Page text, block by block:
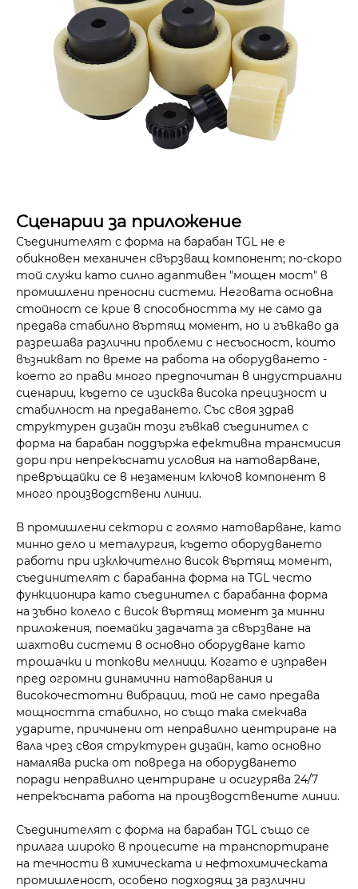
Сценарии за приложение
Съединителят с форма на барабан TGL не е
обикновен механичен свързващ компонент; по-скоро
той служи като силно адаптивен "мощен мост" в
промишлени преносни системи. Неговата основна
стойност се крие в способността му не само да
предава стабилно въртящ момент, но и гъвкаво да
разрешава различни проблеми с несъосност, които
възникват по време на работа на оборудването -
което го прави много предпочитан в индустриални
сценарии, където се изисква висока прецизност и
стабилност на предаването. Със своя здрав
структурен дизайн този гъвкав съединител с
форма на барабан поддържа ефективна трансмисия
дори при непрекъснати условия на натоварване,
превръщайки се в незаменим ключов компонент в
много производствени линии.
В промишлени сектори с голямо натоварване, като
минно дело и металургия, където оборудването
работи при изключително висок въртящ момент,
съединителят с барабанна форма на TGL често
функционира като съединител с барабанна форма
на зъбно колело с висок въртящ момент за минни
приложения, поемайки задачата за свързване на
шахтови системи в основно оборудване като
трошачки и топкови мелници. Когато е изправен
пред огромни динамични натоварвания и
високочестотни вибрации, той не само предава
мощността стабилно, но също така смекчава
ударите, причинени от неправилно центриране на
вала чрез своя структурен дизайн, като основно
намалява риска от повреда на оборудването
поради неправилно центриране и осигурява 24/7
непрекъсната работа на производствените линии.
Съединителят с форма на барабан TGL също се
прилага широко в процесите на транспортиране
на течности в химическата и нефтохимическата
промишленост, особено подходящ за различни